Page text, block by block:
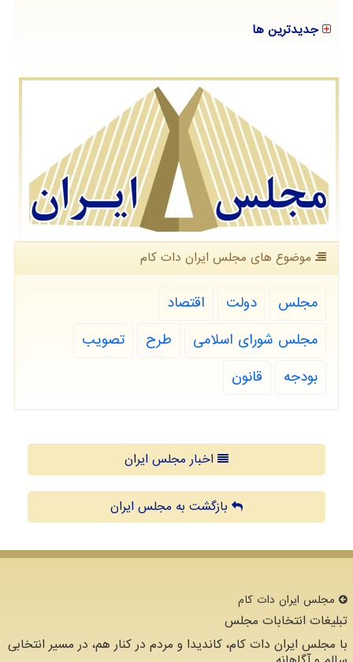
جدیدترین ها
موضوع های مجلس ایران دات كام
مجلس دولت
اقتصاد
مجلس شورای اسلامی
طرح
تصویب
بودجه
قانون
اخبار مجلس ایران
بازگشت به مجلس ایران
مجلس ایران دات كام
تبلیغات انتخابات مجلس
با مجلس ایران دات کام، کاندیدا و مردم در کنار هم، در مسیر انتخابی